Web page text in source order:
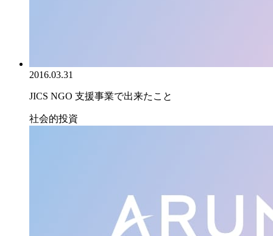
2016.03.31
JICS NGO 支援事業で出来たこと
社会的投資